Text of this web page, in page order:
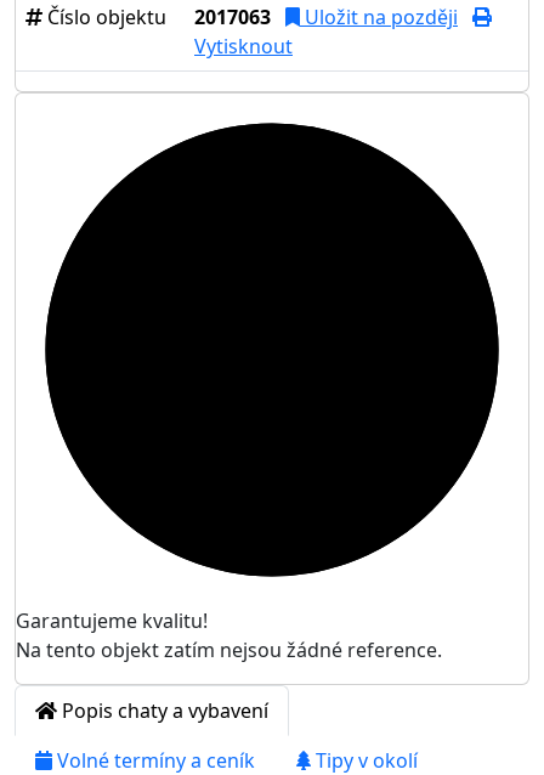
Číslo objektu
2017063
Uložit na později
Vytisknout
Garantujeme kvalitu!
Na tento objekt zatím nejsou žádné reference.
Popis chaty a vybavení
Volné termíny a ceník
Tipy v okolí